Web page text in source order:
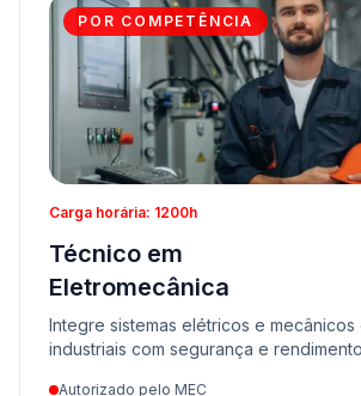
POR COMPETÊNCIA
Carga horária: 1200h
Técnico em
Eletromecânica
Integre sistemas elétricos e mecânicos
industriais com segurança e
Autorizado pelo MEC